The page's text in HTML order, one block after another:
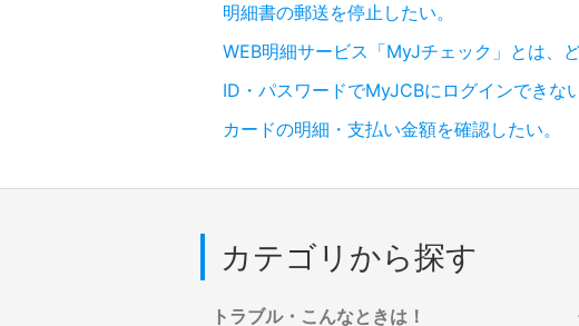
明細書の郵送を停止したい。
WEB明細サービス「MyJチェック」とは、
ID・パスワードでMyJCBにログインできな
カードの明細・支払い金額を確認したい。
カテゴリから探す
トラブル・こんなときは！